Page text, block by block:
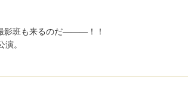
影班も来るのだ―――！！
演。